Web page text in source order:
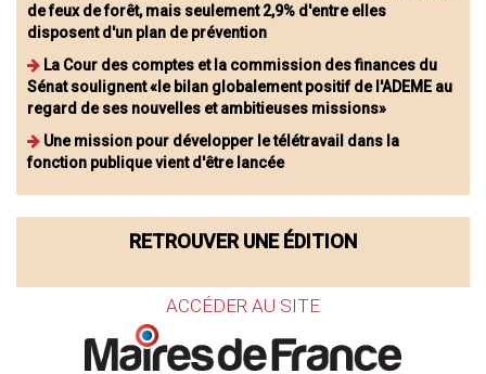
de feux de forêt, mais seulement 2,9% d'entre elles
disposent d'un plan de prévention
La Cour des comptes et la commission des finances du
Sénat soulignent «le bilan globalement positif de l'ADEME au
regard de ses nouvelles et ambitieuses missions»
Une mission pour développer le télétravail dans la
fonction publique vient d'être lancée
RETROUVER UNE ÉDITION
ACCÉDER AU SITE